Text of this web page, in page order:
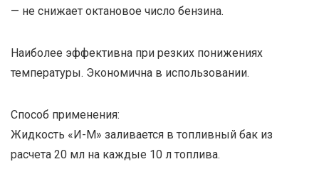
— не снижает октановое число бензина.
Наиболее эффективна при резких понижениях
температуры. Экономична в использовании.
Способ применения:
Жидкость «И-М» заливается в топливный бак из
расчета 20 мл на каждые 10 л топлива.